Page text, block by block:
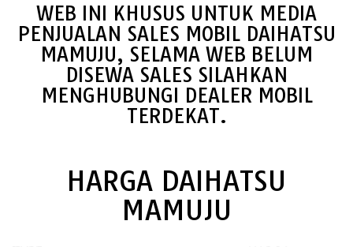
WEB INI KHUSUS UNTUK MEDIA
PENJUALAN SALES MOBIL DAIHATSU
MAMUJU, SELAMA WEB BELUM
DISEWA SALES SILAHKAN
MENGHUBUNGI DEALER MOBIL
TERDEKAT.
HARGA DAIHATSU
MAMUJU